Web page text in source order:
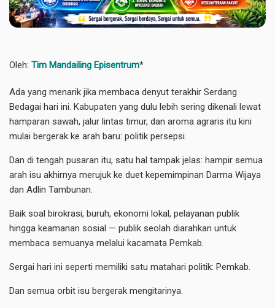
Oleh: Tim Mandailing Episentrum*
Ada yang menarik jika membaca denyut terakhir Serdang
Bedagai hari ini. Kabupaten yang dulu lebih sering dikenali lewat
hamparan sawah, jalur lintas timur, dan aroma agraris itu kini
mulai bergerak ke arah baru: politik persepsi.
Dan di tengah pusaran itu, satu hal tampak jelas: hampir semua
arah isu akhirnya merujuk ke duet kepemimpinan Darma Wijaya
dan Adlin Tambunan.
Baik soal birokrasi, buruh, ekonomi lokal, pelayanan publik
hingga keamanan sosial — publik seolah diarahkan untuk
membaca semuanya melalui kacamata Pemkab.
Sergai hari ini seperti memiliki satu matahari politik: Pemkab.
Dan semua orbit isu bergerak mengitarinya.